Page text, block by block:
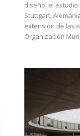
diseño, el
Stuttgart,
extensión de las
Organización